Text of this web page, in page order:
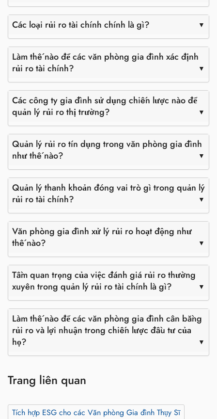
Các loại rủi ro tài chính chính là gì?
Làm thế nào để các văn phòng gia đình xác định
rủi ro tài chính?
Các công ty gia đình sử dụng chiến lược nào để
quản lý rủi ro thị trường?
Quản lý rủi ro tín dụng trong văn phòng gia đình
như thế nào?
Quản lý thanh khoản đóng vai trò gì trong quản lý
rủi ro tài chính?
Văn phòng gia đình xử lý rủi ro hoạt động như
thế nào?
Tầm quan trọng của việc đánh giá rủi ro thường
xuyên trong quản lý rủi ro tài chính là gì?
Làm thế nào để các văn phòng gia đình cân bằng
rủi ro và lợi nhuận trong chiến lược đầu tư của
họ?
Trang liên quan
Tích hợp ESG cho các Văn phòng Gia đình Thụy Sĩ